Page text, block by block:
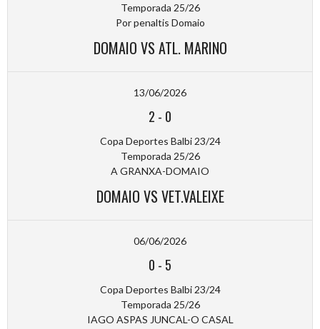
Temporada 25/26
Por penaltis Domaio
DOMAIO VS ATL. MARINO
13/06/2026
2 - 0
Copa Deportes Balbi 23/24
Temporada 25/26
A GRANXA-DOMAIO
DOMAIO VS VET.VALEIXE
06/06/2026
0 - 5
Copa Deportes Balbi 23/24
Temporada 25/26
IAGO ASPAS JUNCAL-O CASAL